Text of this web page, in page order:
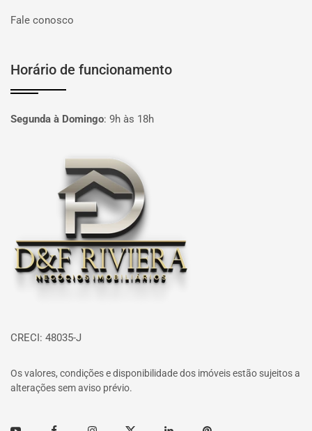
Fale conosco
Horário de funcionamento
Segunda à Domingo: 9h às 18h
Página inicial
CRECI: 48035-J
Os valores, condições e disponibilidade dos imóveis estão sujeitos a
alterações sem aviso prévio.